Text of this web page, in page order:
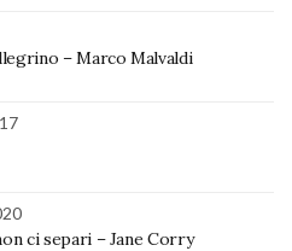
– Marco Malvaldi
ci separi – Jane Corry